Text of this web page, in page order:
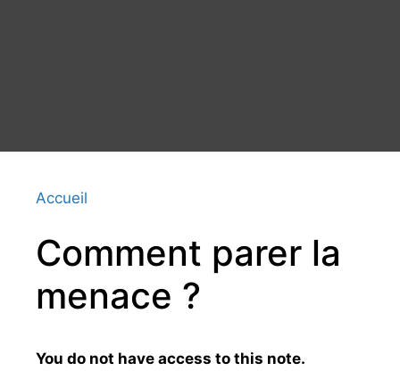
Accueil
Comment parer la
menace ?
You do not have access to this note.